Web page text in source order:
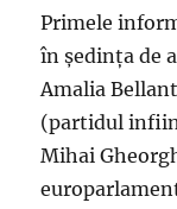
Primele
în şedinţa de
Amalia
(partidul
Mihai